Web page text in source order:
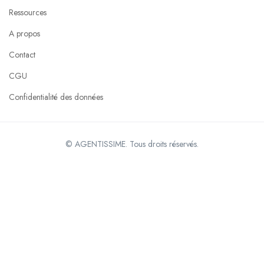
Ressources
A propos
Contact
CGU
Confidentialité des données
© AGENTISSIME. Tous droits réservés.